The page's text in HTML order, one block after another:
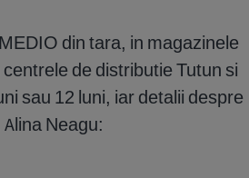
din tara, in magazinele
de distributie Tutun si
sau 12 luni, iar detalii despre
Neagu: